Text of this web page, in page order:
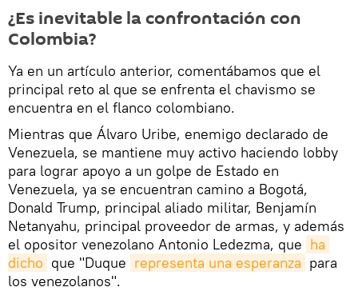
¿Es inevitable la confrontación con
Colombia?
Ya en un artículo anterior, comentábamos que el
principal reto al que se enfrenta el chavismo se
encuentra en el flanco colombiano.
Mientras que Álvaro Uribe, enemigo declarado de
Venezuela, se mantiene muy activo haciendo lobby
para lograr apoyo a un golpe de Estado en
Venezuela, ya se encuentran camino a Bogotá,
Donald Trump, principal aliado militar, Benjamín
Netanyahu, principal proveedor de armas, y además
el opositor venezolano Antonio Ledezma, que ha
dicho que "Duque representa una esperanza para
los venezolanos".